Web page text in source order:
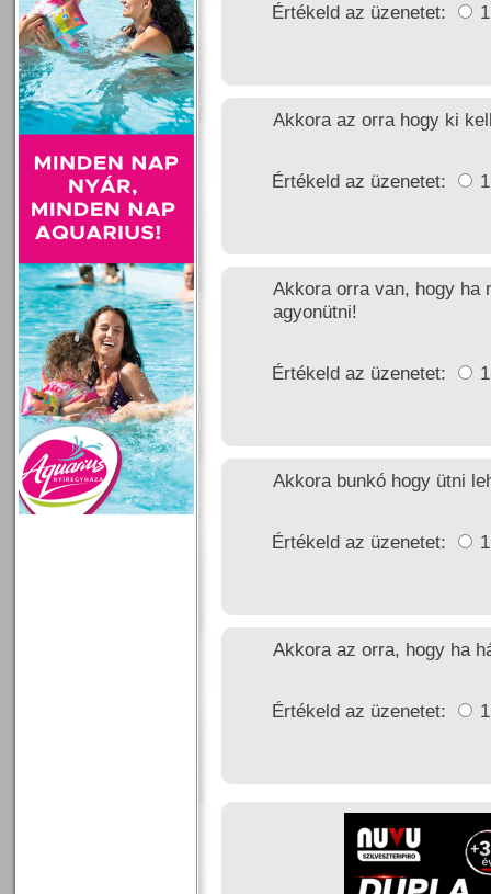
Értékeld az üzenetet:
Akkora az orra hogy ki
Értékeld az üzenetet:
Akkora orra van, hogy ha
agyonütni!
Értékeld az üzenetet:
Akkora bunkó hogy ütni
Értékeld az üzenetet:
Akkora az orra, hogy ha
Értékeld az üzenetet: